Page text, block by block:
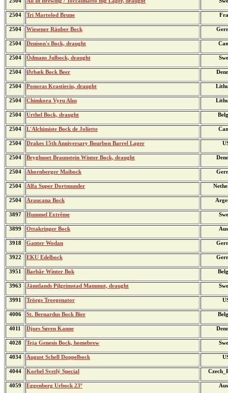
2504 Tri Martolod Brune
2504 Wiesener Räuber Bock
2504 Denison's Bock, draught
2504 Ödmans Julbock, draught
2504 Ørbæk Bock Beer
2504 Ponoras Krastieciu, draught
2504 Chimkora Vyru Alus
2504 Urthel Bock, draught
2504 L'Alchimiste Bock de Joliette
2504 Drakes 15th Anniversary Bourbon Barrel Lager
2504 Bryghuset Braunstein Winter Bock, draught
2504 Ahornberger Maibock
2504 Alfa Super Dortmunder
2504 Araucana Bock
3897 Hummel Extrême
3899 Ottakringer Bock
3918 Ganter Wodan
3922 EKU Edelbock
3951 Barbãr Winter Bok
3963 Jämtlands Pilgrimstad Mammut, draught
3991 Tröegs Troegenator
4006 St. Bernardus Bock Bier
4011 Djurs Søren Kanne
4028 Teja Genesis Bock, homebrew
4034 August Schell Doppelbock
4044 Korbel Svetlý Special
4059 Eggenberg Urbock 23º